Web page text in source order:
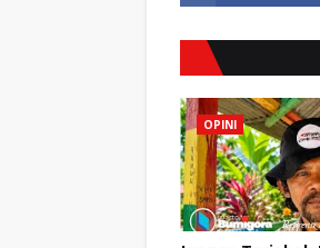
OPINI